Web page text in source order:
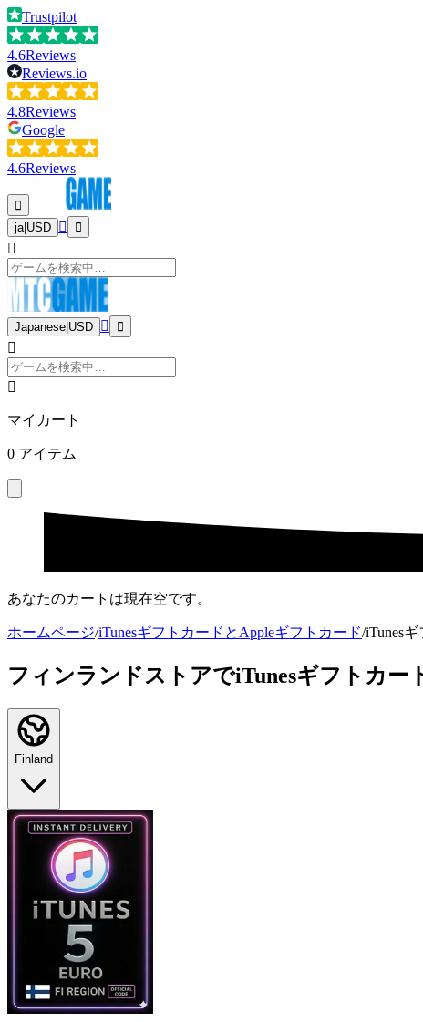
Trustpilot
4.6Reviews
Reviews.io
4.8Reviews
Google
4.6Reviews
ja| USD
Japanese USD
マイカート
0 アイテム
あなたのカートは現在空です。
ホームページ/iTunesギフトカードとAppleギフトカード/iTunes
フィンランドストアでiTunesギフトカー
Finland